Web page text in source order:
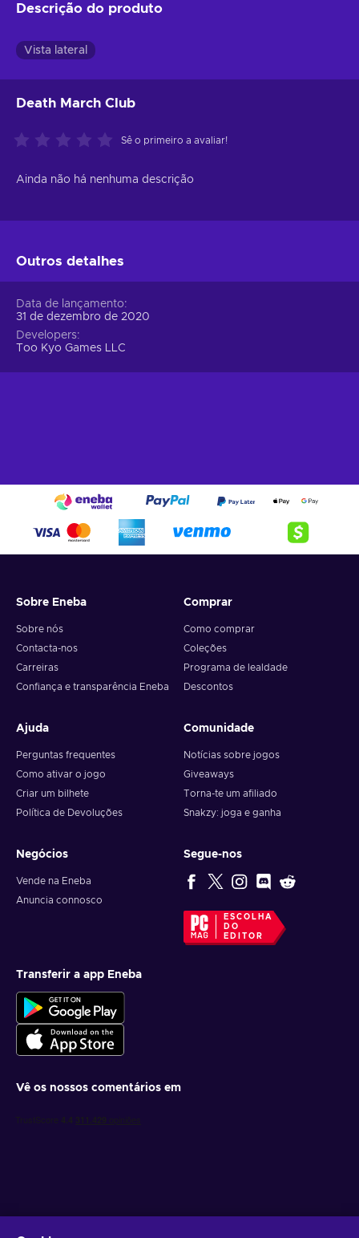
Descrição do produto
Vista lateral
Death March Club
Sê o primeiro a avaliar!
Ainda não há nenhuma descrição
Outros detalhes
Data de lançamento
31 de dezembro de 2020
Developers
Too Kyo Games LLC
Sobre Eneba
Sobre nós
Contacta-nos
Carreiras
Confiança e transparência Eneba
Comprar
Como comprar
Coleções
Programa de lealdade
Descontos
Ajuda
Perguntas frequentes
Como ativar o jogo
Criar um bilhete
Política de Devoluções
Comunidade
Notícias sobre jogos
Giveaways
Torna-te um afiliado
Snakzy: joga e ganha
Negócios
Vende na Eneba
Anuncia connosco
Segue-nos
ESCOLHA
DO
EDITOR
Transferir a app Eneba
Vê os nossos comentários em